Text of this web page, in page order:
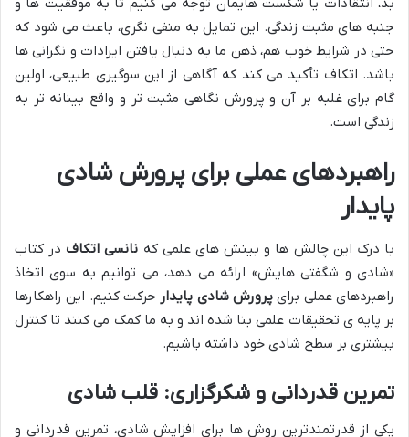
بد، انتقادات یا شکست هایمان توجه می کنیم تا به موفقیت ها و
جنبه های مثبت زندگی. این تمایل به منفی نگری، باعث می شود که
حتی در شرایط خوب هم، ذهن ما به دنبال یافتن ایرادات و نگرانی ها
باشد. اتکاف تأکید می کند که آگاهی از این سوگیری طبیعی، اولین
گام برای غلبه بر آن و پرورش نگاهی مثبت تر و واقع بینانه تر به
زندگی است.
راهبردهای عملی برای پرورش شادی
پایدار
با درک این چالش ها و بینش های علمی که نانسی اتکاف در کتاب
«شادی و شگفتی هایش» ارائه می دهد، می توانیم به سوی اتخاذ
راهبردهای عملی برای پرورش شادی پایدار حرکت کنیم. این راهکارها
بر پایه ی تحقیقات علمی بنا شده اند و به ما کمک می کنند تا کنترل
بیشتری بر سطح شادی خود داشته باشیم.
تمرین قدردانی و شکرگزاری: قلب شادی
یکی از قدرتمندترین روش ها برای افزایش شادی، تمرین قدردانی و